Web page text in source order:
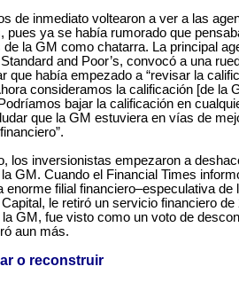
de inmediato voltearon a ver a las
pues ya se había rumorado que
de la GM como chatarra. La principal
and Poor’s, convocó a una
que había empezado a “revisar la
consideramos la calificación [de la
bajar la calificación en
que la GM estuviera en vías de
los inversionistas empezaron a
GM. Cuando el Financial Times
enorme filial financiero–especulativa de
le retiró un servicio financiero de
GM, fue visto como un voto de
aun más.
o reconstruir